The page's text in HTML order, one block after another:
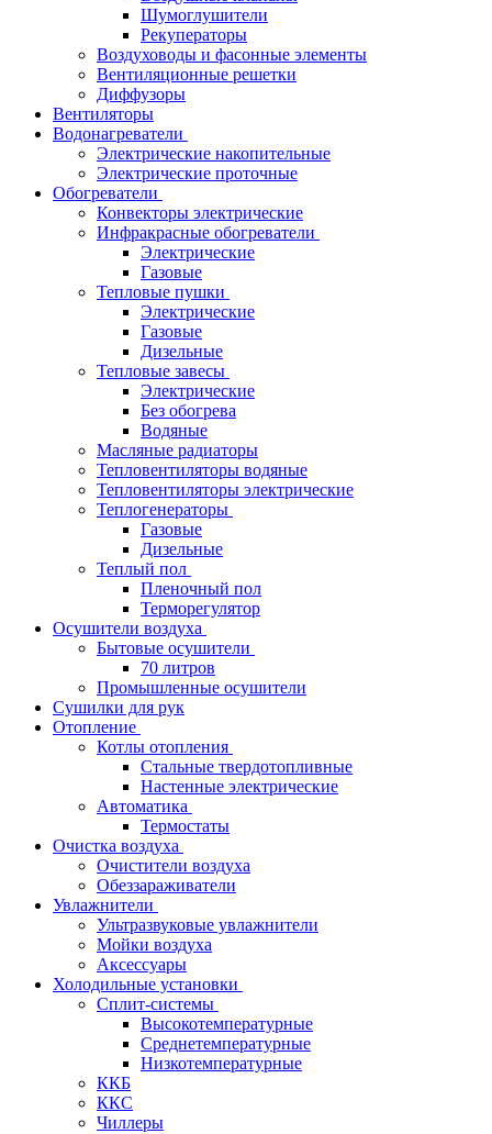
Шумоглушители
Рекуператоры
Воздуховоды и фасонные элементы
Вентиляционные решетки
Диффузоры
Вентиляторы
Водонагреватели
Электрические накопительные
Электрические проточные
Обогреватели
Конвекторы электрические
Инфракрасные обогреватели
Электрические
Газовые
Тепловые пушки
Электрические
Газовые
Дизельные
Тепловые завесы
Электрические
Без обогрева
Водяные
Масляные радиаторы
Тепловентиляторы водяные
Тепловентиляторы электрические
Теплогенераторы
Газовые
Дизельные
Теплый пол
Пленочный пол
Терморегулятор
Осушители воздуха
Бытовые осушители
70 литров
Промышленные осушители
Сушилки для рук
Отопление
Котлы отопления
Стальные твердотопливные
Настенные электрические
Автоматика
Термостаты
Очистка воздуха
Очистители воздуха
Обеззараживатели
Увлажнители
Ультразвуковые увлажнители
Мойки воздуха
Аксессуары
Холодильные установки
Сплит-системы
Высокотемпературные
Среднетемпературные
Низкотемпературные
ККБ
ККС
Чиллеры